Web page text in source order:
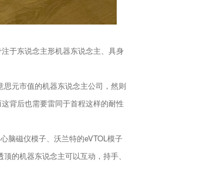
于东说念主形机器东说念主、具身
元市值的机器东说念主公司，然则
背后也需要雷同于首程这样的耐性
脑磁仪模子、沃兰特的eVTOL模子
的机器东说念主可以互动，持手、